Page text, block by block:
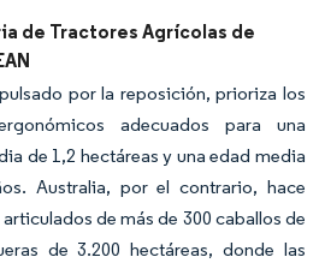
de Tractores Agrícolas de
por la reposición, prioriza los
adecuados para una
de 1,2 hectáreas y una edad media
Australia, por el contrario, hace
de más de 300 caballos de
de 3.200 hectáreas, donde las